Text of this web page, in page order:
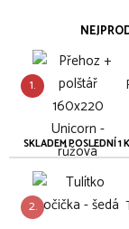
1.
SKLADEM POSLEDNÍ 1
2.